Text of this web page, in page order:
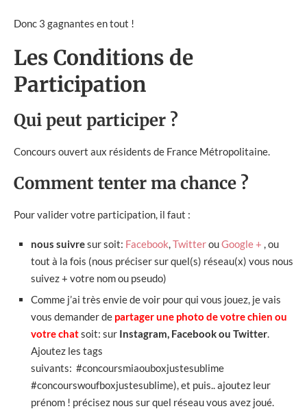
Donc 3 gagnantes en tout !
Les Conditions de
Participation
Qui peut participer ?
Concours ouvert aux résidents de France Métropolitaine.
Comment tenter ma chance ?
Pour valider votre participation, il faut :
nous suivresur soit: Facebook TwitterouGoogle + , ou
tout à la fois (nous préciser sur quel(s) réseau(x) vous nous
suivez + votre nom ou pseudo)
Comme j’ai très envie de voir pour qui vous jouez, je vais
vous demander de partager une photo de votre chien ou
votre chatsoit: sur Instagram, Facebook ou Twitter
Ajoutez les tags
suivants: #concoursmiaouboxjustesublime
#concourswoufboxjustesublime), et puis.. ajoutez leur
prénom ! précisez nous sur quel réseau vous avez joué.